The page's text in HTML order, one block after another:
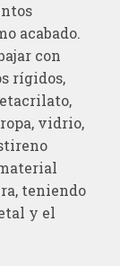
acabado.
con
rígidos,
vidrio,
teniendo
y el